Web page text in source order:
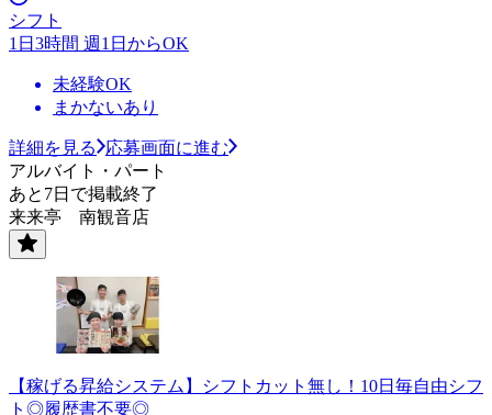
シフト
1日3時間 週1日からOK
未経験OK
まかないあり
詳細を見る
応募画面に進む
アルバイト・パート
あと7日で掲載終了
来来亭 南観音店
【稼げる昇給システム】シフトカット無し！10日毎自由シフ
ト◎履歴書不要◎